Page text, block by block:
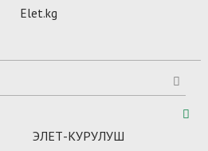
ЭЛЕТ-КУРУЛУШ